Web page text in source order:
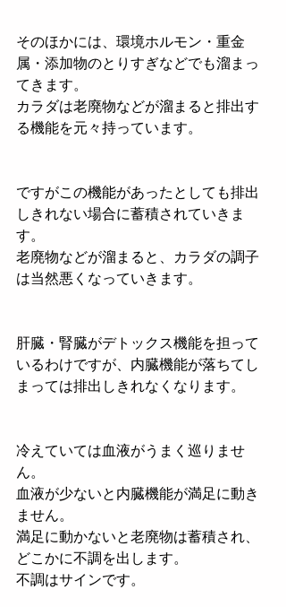
そのほかには、環境ホルモン・重金
属・添加物のとりすぎなどでも溜まっ
てきます。
カラダは老廃物などが溜まると排出す
る機能を元々持っています。
ですがこの機能があったとしても排出
しきれない場合に蓄積されていきま
す。
老廃物などが溜まると、カラダの調子
は当然悪くなっていきます。
肝臓・腎臓がデトックス機能を担って
いるわけですが、内臓機能が落ちてし
まっては排出しきれなくなります。
冷えていては血液がうまく巡りませ
ん。
血液が少ないと内臓機能が満足に動き
ません。
満足に動かないと老廃物は蓄積され、
どこかに不調を出します。
不調はサインです。